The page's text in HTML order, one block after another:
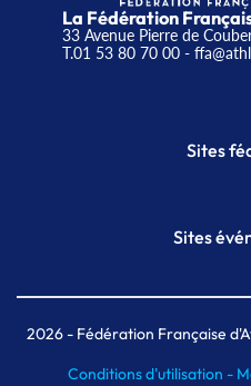
La Fédération
33 Avenue Pierre de
T.01 53 80 70 00-
Sites
Sites
Meeting de
MAIF
2026- Fédération Française
Conditions d'utilisation -